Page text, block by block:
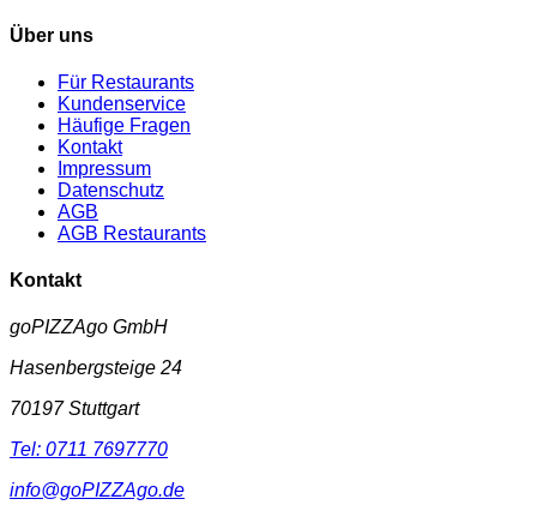
Über uns
Für Restaurants
Kundenservice
Häufige Fragen
Kontakt
Impressum
Datenschutz
AGB
AGB Restaurants
Kontakt
goPIZZAgo GmbH
Hasenbergsteige 24
70197 Stuttgart
Tel: 0711 7697770
info@goPIZZAgo.de